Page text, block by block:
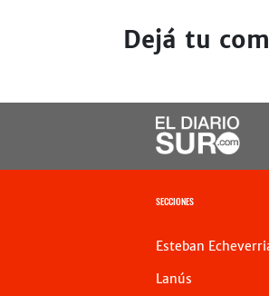
Dejá tu
SECCIONES
Esteban
Lanús